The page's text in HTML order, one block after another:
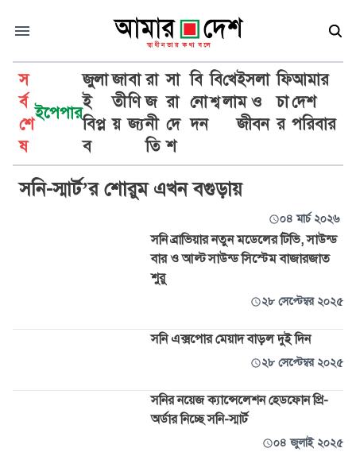
স
র্ব
শে
ষ
ইপেপার
জুলা
ই
বিপ্ল
ব
জা
তী
য়
বা
ণি
জ্য
রা
জ
নী
তি
সা
রা
দে
শ
বি
নো
দন
বি
শ্ব
খে
লা
ইসলা
ম ও
জীবন
ফি
চা
র
আমার
দেশ
পরিবার
সনি
সনি-স্মার্ট’র শোরুম এখন বগুড়ায়
০৪ মার্চ ২০২৬
সনি ব্রাভিয়ার নতুন মডেলের টিভি, সাউন্ড
বার ও আল্ট সাউন্ড সিস্টেম বাজারজাত
শুরু
২৮ সেপ্টেম্বর ২০২৫
সনি এক্সপোর মেয়াদ বাড়ল দুই দিন
২৮ সেপ্টেম্বর ২০২৫
সনির নয়েজ ক্যান্সেলেশন হেডফোন প্রি-
অর্ডার নিচ্ছে সনি-স্মার্ট
০৪ জুলাই ২০২৫